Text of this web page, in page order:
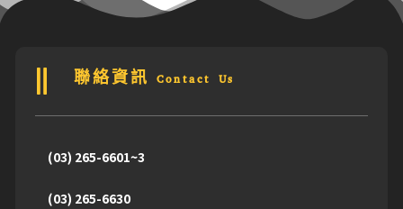
聯絡資訊 Contact Us
(03) 265-6601~3
(03) 265-6630